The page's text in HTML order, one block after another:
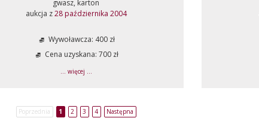
gwasz, karton
aukcja z28 października 2004
Wywoławcza: 400 zł
Cena uzyskana: 700 zł
... więcej ...
Poprzednia 1 2 3 4 Następna